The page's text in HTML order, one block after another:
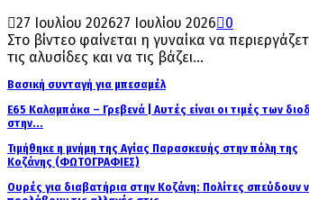
27 Ιουλίου 202627 Ιουλίου 2026
0
Στο βίντεο φαίνεται η γυναίκα να
τις αλυσίδες και να τις βάζει...
Βασική συνταγή για μπεσαμέλ
Ε65 Καλαμπάκα – Γρεβενά | Αυτές είναι οι τιμές των
στην...
Τιμήθηκε η μνήμη της Αγίας Παρασκευής στην πόλη της
Κοζάνης (ΦΩΤΟΓΡΑΦΙΕΣ)
Ουρές για διαβατήρια στην Κοζάνη: Πολίτες σπεύδουν